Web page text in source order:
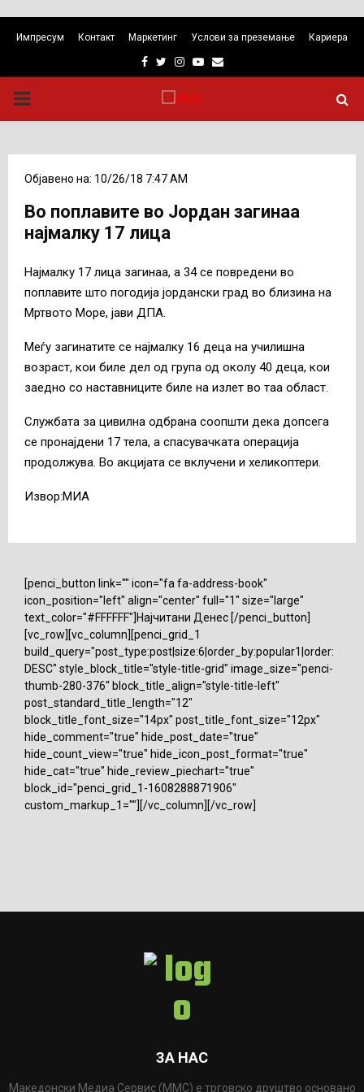
Импресум Контакт Маркетинг Услови за преземање Кариера
Facebook
TwitterInstagram
Youtube
Email
PRIMARY
Објавено на: 10/26/18 7:47 AM
Во поплавите во Јордан загинаа
најмалку 17 лица
Најмалку 17 лица загинаа, а 34 се повредени во
поплавите што погодија јордански град во близина на
Мртвото Море, јави ДПА.
Меѓу загинатите се најмалку 16 деца на училишна
возраст, кои биле дел од група од околу 40 деца, кои
заедно со наставниците биле на излет во таа област.
Службата за цивилна одбрана соопшти дека допсега
се пронајдени 17 тела, а спасувачката операција
продолжува. Во акцијата се вклучени и хеликоптери.
Извор:МИА
[penci_button link="" icon="fa fa-address-book"
icon_position="left" align="center" full="1" size="large"
text_color="#FFFFFF"]Најчитани Денес [/penci_button]
[vc_row][vc_column][penci_grid_1
build_query="post_type:post|size:6|order_by:popular1|order:
DESC" style_block_title="style-title-grid" image_size="penci-
thumb-280-376" block_title_align="style-title-left"
post_standard_title_length="12"
block_title_font_size="14px" post_title_font_size="12px"
hide_comment="true" hide_post_date="true"
hide_count_view="true" hide_icon_post_format="true"
hide_cat="true" hide_review_piechart="true"
block_id="penci_grid_1-1608288871906"
custom_markup_1=""][/vc_column][/vc_row]
ЗА НАС
Македонски Медиа Сервис (ММС) е трговско друштво основано